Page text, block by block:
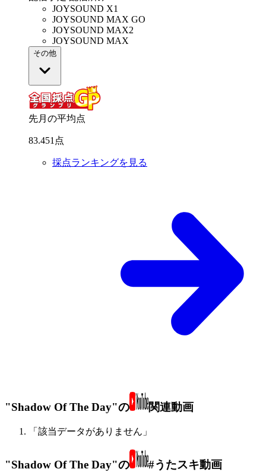
JOYSOUND X1
JOYSOUND MAX GO
JOYSOUND MAX2
JOYSOUND MAX
その他
先月の平均点
83.451 点
採点ランキングを見る
"Shadow Of The Day"の 関連動画
「該当データがありません」
"Shadow Of The Day"の #うたスキ動画